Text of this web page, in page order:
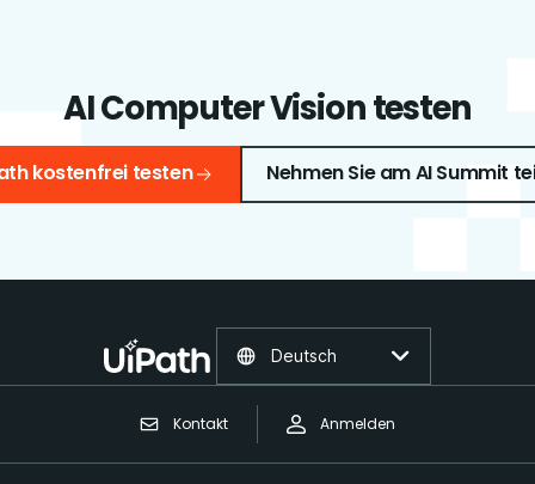
AI Computer Vision testen
kostenfrei testen Nehmen Sie am AI Summit
Kontakt Anmelden
Deutsch